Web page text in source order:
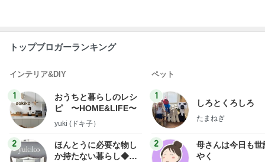
トップブロガーランキング
インテリア&DIY
1
おうちと暮らしのレシ
ピ 〜HOME&LIFE〜
yuki (ドキ子）
2
ほんとうに必要な物し
か持たない暮らし◆Ke
ペット
1
しろとくろしろ
たまねぎ
2
母さんは今日も世
やく